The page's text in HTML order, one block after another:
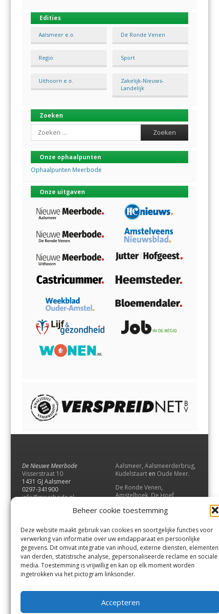
Beheer cookie toestemming
Deze website maakt gebruik van cookies en soortgelijke functies voor
verwerking van informatie over uw eindapparaat en persoonlijke
gegevens. Dit omvat integratie van inhoud, externe diensten, elementen
van derden, statistische analyse, gepersonaliseerde reclame en sociale
media. Toestemming is vrijwillig en kan op elk moment worden
ingetrokken via het pictogram linksonder.
Accepteren
Edities
Aalsmeer e.o. De Ronde Venen
Regio Sport
Uithoorn e.o.
Zakelijk-Nieuws-
Landelijk
Zoeken
Search
Onze ophaalpunten
Ophaalpunten Meerbode
Onze uitgaven
De Nieuwe Meerbode
Visserstraat 10
1431 GJ Aalsmeer
0297-341900
info@meerbode.nl
Aalsmeer, Aalsmeerderbrug,
Kudelstaart en Oude Meer.
De Ronde Venen,
Amstelhoek,De Hoef,
Vrouwenakker,Waverveen
UithoornenDe Kwakel.
Contact
Andere uitgaven
Bezorgklacht
Vacatures
Voorwaarden
Privacyverklaring